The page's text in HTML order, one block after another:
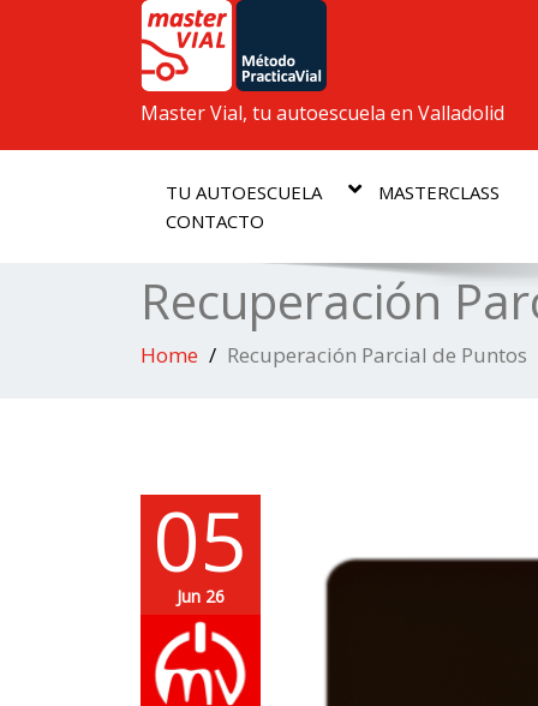
Master Vial, tu autoescuela en Valladolid
TU AUTOESCUELA MASTERCLASS
CONTACTO
Recuperación
Home Recuperación Parcial de Puntos
05
Jun 26